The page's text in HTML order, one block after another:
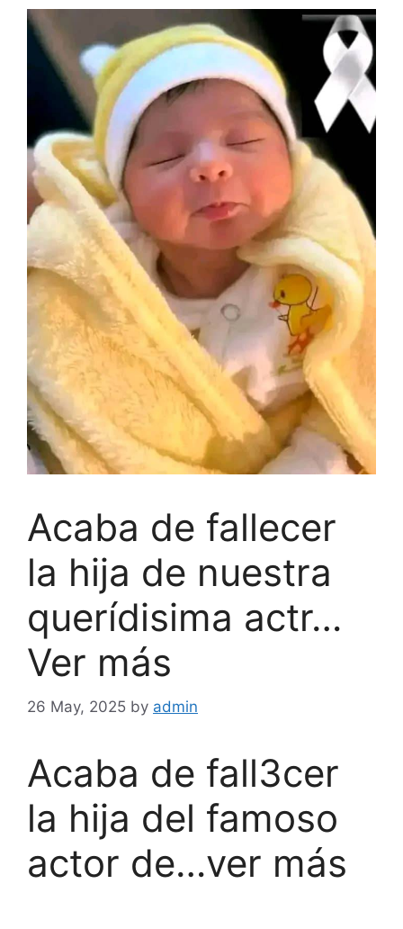
Acaba de fallecer
la hija de nuestra
querídisima actr…
Ver más
26 May, 2025 by admin
Acaba de fall3cer
la hija del famoso
actor de…ver más